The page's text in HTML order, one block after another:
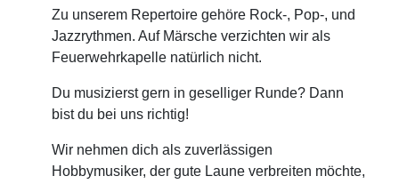
Zu unserem Repertoire gehöre Rock-, Pop-, und
Jazzrythmen. Auf Märsche verzichten wir als
Feuerwehrkapelle natürlich nicht.
Du musizierst gern in geselliger Runde? Dann
bist du bei uns richtig!
Wir nehmen dich als zuverlässigen
Hobbymusiker, der gute Laune verbreiten möchte,